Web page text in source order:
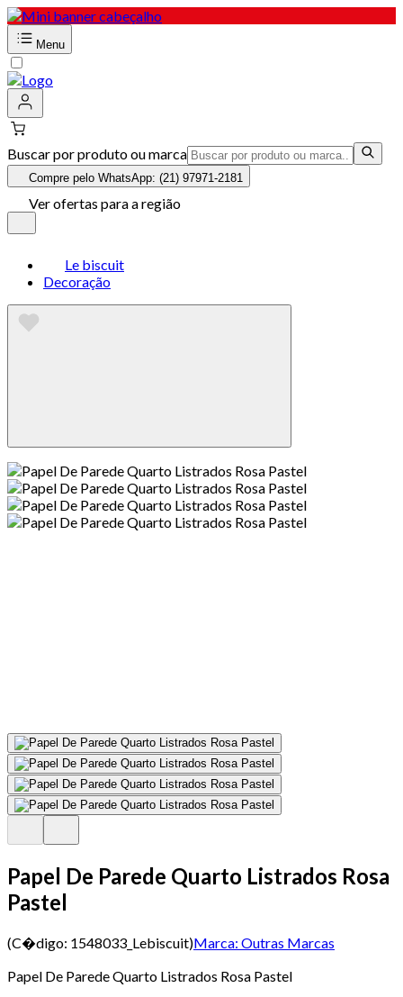
Menu
Buscar por produto ou marca
Compre pelo WhatsApp: (21) 97971-2181
Ver ofertas para a região
Le biscuit
Decoração
Papel De Parede Quarto Listrados Rosa
Pastel
(C�digo: 1548033_Lebiscuit)Marca: Outras Marcas
Papel De Parede Quarto Listrados Rosa Pastel